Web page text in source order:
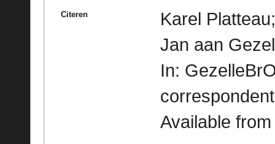
Citeren
Karel
Jan aan
In:
Available